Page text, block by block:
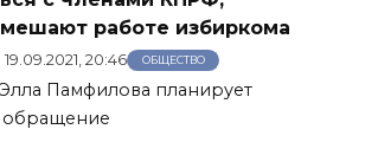
работе избиркома
19.09.2021, 20:46 ОБЩЕСТВО
Памфилова планирует
обращение